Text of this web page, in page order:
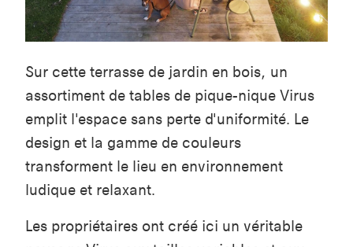
Sur cette terrasse de jardin en bois, un
assortiment de tables de pique-nique Virus
emplit l'espace sans perte d'uniformité. Le
design et la gamme de couleurs
transforment le lieu en environnement
ludique et relaxant.
Les propriétaires ont créé ici un véritable